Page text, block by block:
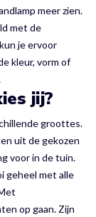
meer zien.
met de
je ervoor
kleur, vorm of
jij?
groottes.
uit de gekozen
voor in de tuin.
geheel met alle
op gaan. Zijn